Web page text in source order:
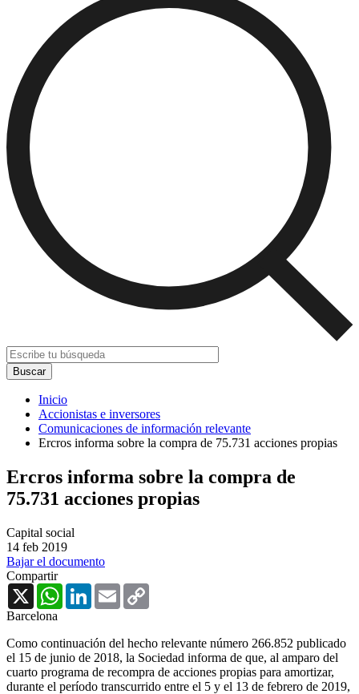
Inicio
Accionistas e inversores
Comunicaciones de información relevante
Ercros informa sobre la compra de 75.731 acciones propias
Ercros informa sobre la compra de
75.731 acciones propias
Capital social
14 feb 2019
Bajar el documento
Compartir
X
WhatsAppLinkedInEmail
Barcelona
Como continuación del hecho relevante número 266.852 publicado
el 15 de junio de 2018, la Sociedad informa de que, al amparo del
cuarto programa de recompra de acciones propias para amortizar,
durante el período transcurrido entre el 5 y el 13 de febrero de 2019,